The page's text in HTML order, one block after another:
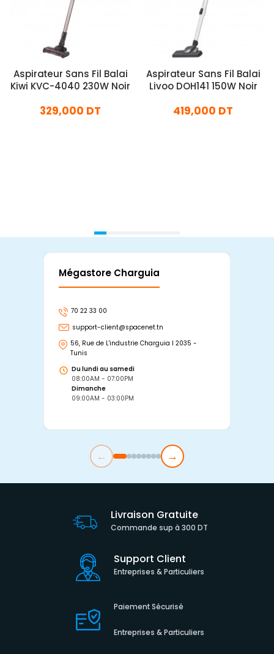
Aspirateur Sans Fil Balai
Kiwi KVC-4040 230W Noir
329,000 DT
Aspirateur Sans Fil Balai
Livoo DOH141 150W Noir
419,000 DT
Mégastore Charguia
70 22 33 00
support-client@spacenet.tn
56, Rue de L'industrie Charguia I 2035 -
Tunis
Du lundi au samedi
08:00AM - 07:00PM
Dimanche
09:00AM - 03:00PM
← →
Livraison Gratuite
Commande sup à 300 DT
Support Client
Entreprises & Particuliers
Paiement Sécurisé
Entreprises & Particuliers